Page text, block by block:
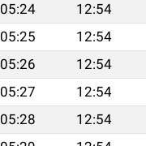
05:24 12:54
05:25 12:54
05:26 12:54
05:27 12:54
05:28 12:54